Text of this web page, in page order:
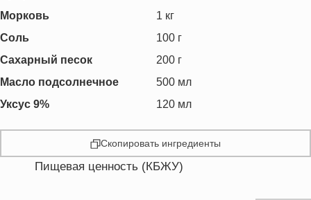
Морковь
1 кг
Соль
100 г
Сахарный песок
200 г
Масло подсолнечное
500 мл
Уксус 9%
120 мл
Скопировать ингредиенты
Пищевая ценность (КБЖУ)